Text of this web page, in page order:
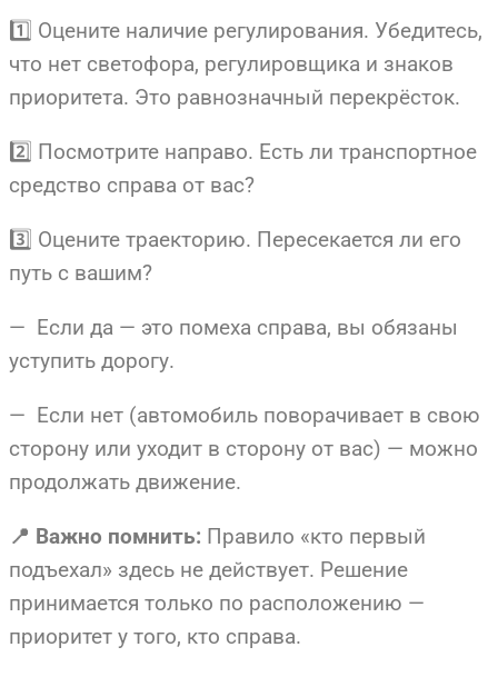
1️⃣ Оцените наличие регулирования. Убедитесь,
что нет светофора, регулировщика и знаков
приоритета. Это равнозначный перекрёсток.
2️⃣ Посмотрите направо. Есть ли транспортное
средство справа от вас?
3️⃣ Оцените траекторию. Пересекается ли его
путь с вашим?
— Если да — это помеха справа, вы обязаны
уступить дорогу.
— Если нет (автомобиль поворачивает в свою
сторону или уходит в сторону от вас) — можно
продолжать движение.
📍 Важно помнить: Правило «кто первый
подъехал» здесь не действует. Решение
принимается только по расположению —
приоритет у того, кто справа.